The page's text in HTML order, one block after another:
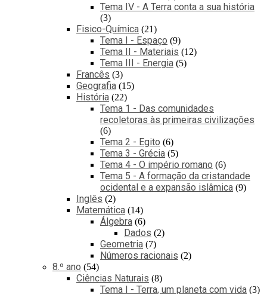
Tema IV - A Terra conta a sua história
3
Fisico-Química 21
Tema I - Espaço 9
Tema II - Materiais 12
Tema III - Energia 5
Francês 3
Geografia 15
História 22
Tema 1 - Das comunidades
recoletoras às primeiras civilizações
6
Tema 2 - Egito 6
Tema 3 - Grécia 5
Tema 4 - O império romano 6
Tema 5 - A formação da cristandade
ocidental e a expansão islâmica 9
Inglês 2
Matemática 14
Álgebra 6
Dados 2
Geometria 7
Números racionais 2
8.º ano 54
Ciências Naturais 8
Tema I - Terra, um planeta com vida 3